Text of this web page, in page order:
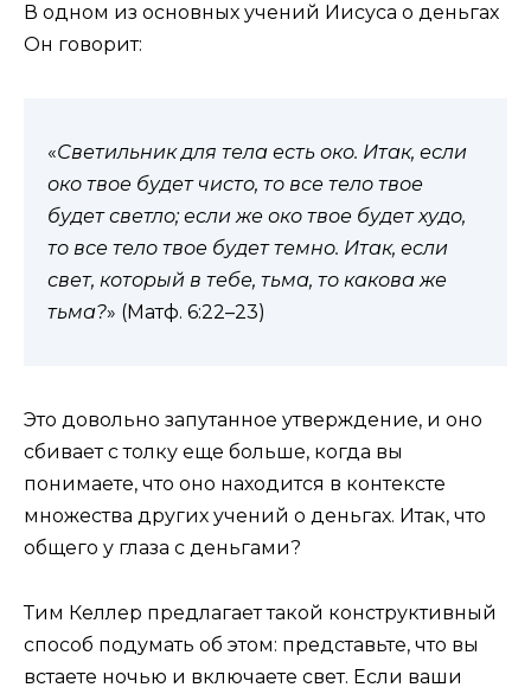
В одном из основных учений Иисуса о деньгах
Он говорит:
«Светильник для тела есть око. Итак, если
око твое будет чисто, то все тело твое
будет светло; если же око твое будет худо,
то все тело твое будет темно. Итак, если
свет, который в тебе, тьма, то какова же
тьма?» (Матф. 6:22–23)
Это довольно запутанное утверждение, и оно
сбивает с толку еще больше, когда вы
понимаете, что оно находится в контексте
множества других учений о деньгах. Итак, что
общего у глаза с деньгами?
Тим Келлер предлагает такой конструктивный
способ подумать об этом: представьте, что вы
встаете ночью и включаете свет. Если ваши